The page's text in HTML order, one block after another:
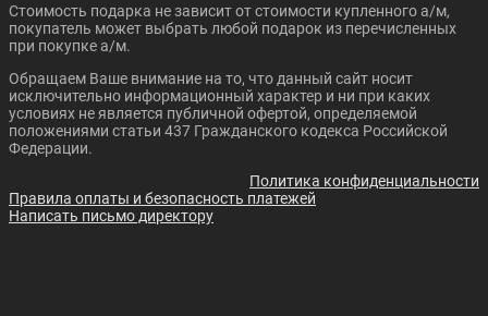
Стоимость подарка не зависит от стоимости купленного а/м,
покупатель может выбрать любой подарок из перечисленных
при покупке а/м.
Обращаем Ваше внимание на то, что данный сайт носит
исключительно информационный характер и ни при каких
условиях не является публичной офертой, определяемой
положениями статьи 437 Гражданского кодекса Российской
Федерации.
Политика конфиденциальности
Правила оплаты и безопасность платежей
Написать письмо директору